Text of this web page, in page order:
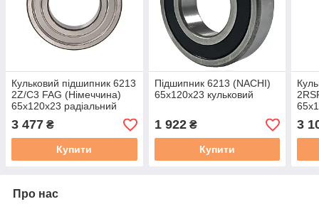
Кульковий підшипник 6213
2Z/C3 FAG (Німеччина)
65x120x23 радіальний
3 477 ₴
Купити
Підшипник 6213 (NACHI)
65x120x23 кульковий
1 922₴
Купити
3
Про нас